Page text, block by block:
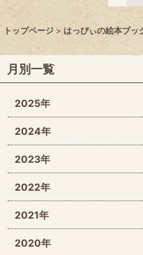
トップページ > はっぴぃの絵本ブッ
月別一覧
2025年
2024年
2023年
2022年
2021年
2020年